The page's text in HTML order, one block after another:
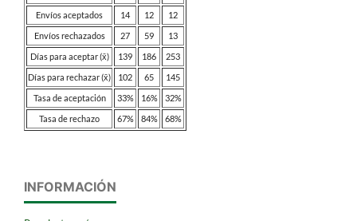
Envíos aceptados
14 12
12
Envíos rechazados
27 59
13
Días para aceptar (x̄)
139 186
253
Días para rechazar (x̄)
102 65
145
Tasa de aceptación
33% 16%
32%
Tasa de rechazo
67% 84% 68%
INFORMACIÓN